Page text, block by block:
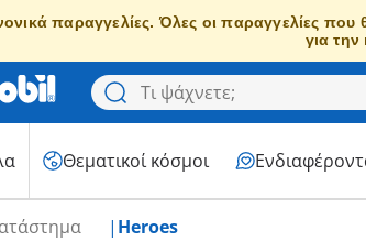
παραγγελίες. Όλες οι παραγγελίες
για
Θεματικοί κόσμοι
Heroes